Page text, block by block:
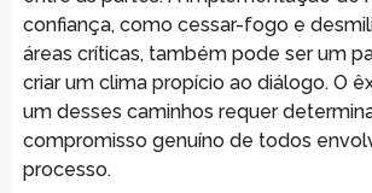
confiança, como cessar-fogo e
áreas críticas, também pode ser um
criar um clima propício ao diálogo. O
um desses caminhos requer
compromisso genuíno de todos
processo.